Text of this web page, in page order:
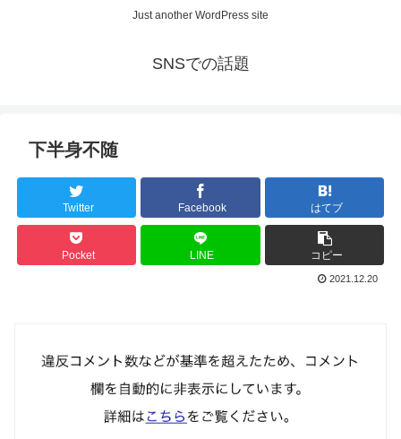
Just another WordPress site
SNSでの話題
下半身不随
Twitter Facebook はてブ
Pocket LINE コピー
2021.12.20